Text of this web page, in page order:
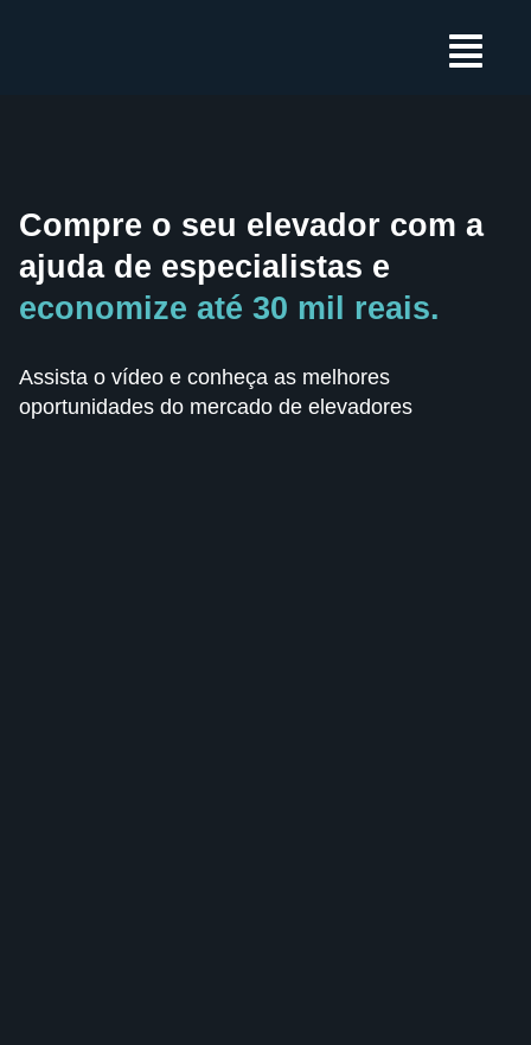
Main
Menu
Compre o seu elevador com a
ajuda de especialistas e
economize até 30 mil reais.
Assista o vídeo e conheça as melhores
oportunidades do mercado de elevadores